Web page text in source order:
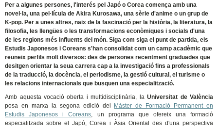
Per a algunes persones, l'interés pel Japó o Corea comença amb una
novel·la, una pel·lícula de Akira Kurosawa, una sèrie d'anime o un grup de
K-pop. Per a unes altres, naix de la fascinació per la història, la literatura, la
filosofia, les llengües o les transformacions econòmiques i socials d'una
de les regions més influents del món. Siga com siga el punt de partida, els
Estudis Japonesos i Coreans s'han consolidat com un camp acadèmic que
reuneix perfils molt diversos: des de persones recentment graduades que
desitgen orientar la seua carrera cap a la investigació fins a professionals
de la traducció, la docència, el periodisme, la gestió cultural, el turisme o
les relacions internacionals que busquen una especialització.
Amb aquesta vocació oberta i multidisciplinària, laUniversitat de València
posa en marxa la segona edició del
Màster de Formació Permanent en
Estudis Japonesos i Coreans, un programa que ofereix una formació
especialitzada sobre el Japó, Corea i Àsia Oriental des d'una perspectiva